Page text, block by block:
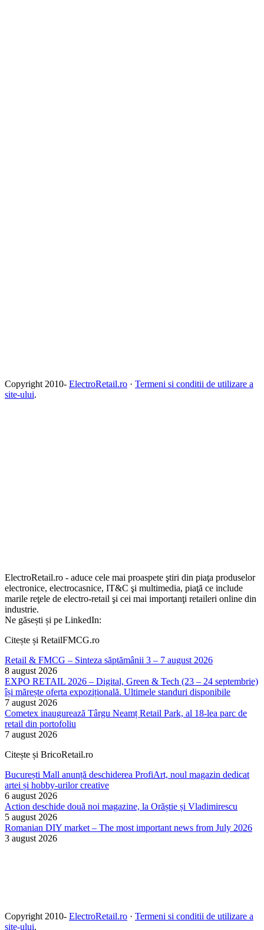
Copyright 2010- ElectroRetail.ro · Termeni si conditii de utilizare a
site-ului.
ElectroRetail.ro - aduce cele mai proaspete ştiri din piaţa produselor
electronice, electrocasnice, IT&C şi multimedia, piaţă ce include
marile reţele de electro-retail şi cei mai importanţi retaileri online din
industrie.
Ne găsești și pe LinkedIn:
Citește și RetailFMCG.ro
Retail & FMCG – Sinteza săptămânii 3 – 7 august 2026
8 august 2026
EXPO RETAIL 2026 – Digital, Green & Tech (23 – 24 septembrie)
își mărește oferta expozițională. Ultimele standuri disponibile
7 august 2026
Cometex inaugurează Târgu Neamț Retail Park, al 18-lea parc de
retail din portofoliu
7 august 2026
Citește și BricoRetail.ro
București Mall anunță deschiderea ProfiArt, noul magazin dedicat
artei și hobby-urilor creative
6 august 2026
Action deschide două noi magazine, la Orăștie și Vladimirescu
5 august 2026
Romanian DIY market – The most important news from July 2026
3 august 2026
Copyright 2010- ElectroRetail.ro · Termeni si conditii de utilizare a
site-ului.